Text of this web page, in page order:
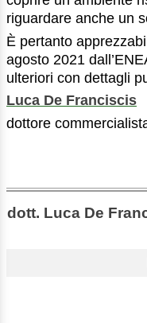
riguardare anche un
È pertanto
agosto 2021
ulteriori con dettagli
Luca De Franciscis
dottore
dott. Luca De